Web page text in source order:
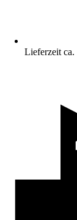
Lieferzeit ca.